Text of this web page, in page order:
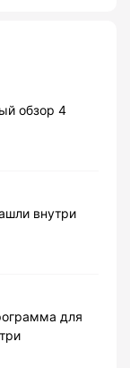
обзор 4
внутри
для